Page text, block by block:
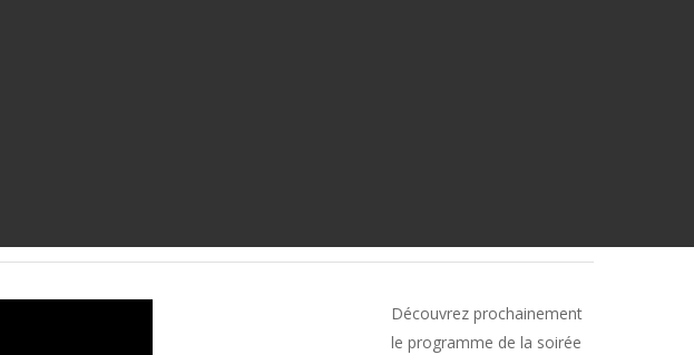
Découvrez prochainement
le programme de la soirée